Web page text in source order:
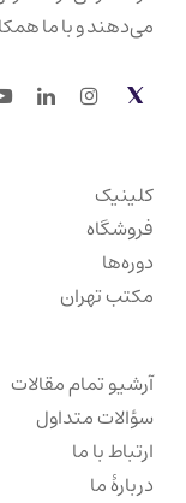
می‌دهند و با ما
Twitter
کلینیک
فروشگاه
دوره‌ها
مکتب تهران
آرشیو تمام مقالات
سؤالات متداول
ارتباط با ما
دربارهٔ ما